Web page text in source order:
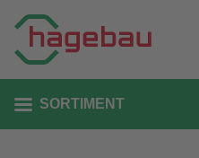
SORTIMENT